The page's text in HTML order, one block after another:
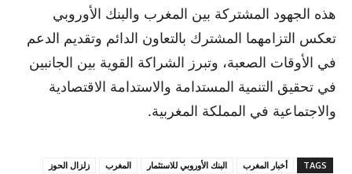
هذه الجهود المشتركة بين المغرب والبنك الأوروبي
تعكس التزامهما المشترك بالتعاون الدائم وتقديم الدعم
في الأوقات الصعبة، وتبرز الشراكة القوية بين الجانبين
في تحقيق التنمية المستدامة والاستدامة الاقتصادية
والاجتماعية في المملكة المغربية.
TAGS أخبار المغرب البنك الأوروبي للاستثمار المغرب
زلزال الحوز